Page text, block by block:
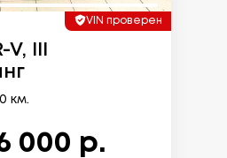
VIN проверен
III
км.
000 р.